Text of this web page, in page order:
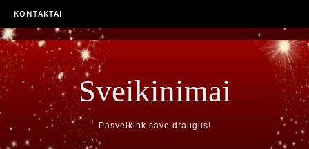
KONTAKTAI
Sveikinimai
Pasveikink savo draugus!